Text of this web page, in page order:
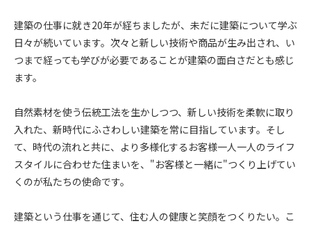
建築の仕事に就き20年が経ちましたが、未だに建築について学ぶ
日々が続いています。次々と新しい技術や商品が生み出され、い
つまで経っても学びが必要であることが建築の面白さだとも感じ
ます。
自然素材を使う伝統工法を生かしつつ、新しい技術を柔軟に取り
入れた、新時代にふさわしい建築を常に目指しています。そし
て、時代の流れと共に、より多様化するお客様一人一人のライフ
スタイルに合わせた住まいを、"お客様と一緒に"つくり上げてい
くのが私たちの使命です。
建築という仕事を通じて、住む人の健康と笑顔をつくりたい。こ